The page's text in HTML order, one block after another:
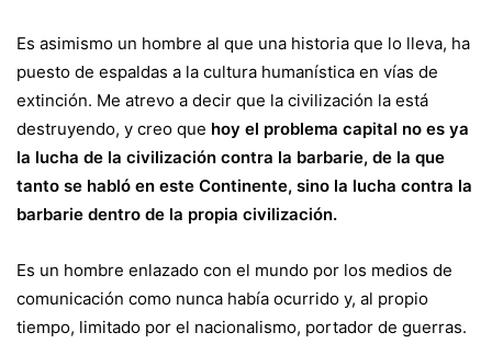
Es asimismo un hombre al que una historia que lo lleva, ha
puesto de espaldas a la cultura humanística en vías de
extinción. Me atrevo a decir que la civilización la está
destruyendo, y creo que hoy el problema capital no es ya
la lucha de la civilización contra la barbarie, de la que
tanto se habló en este Continente, sino la lucha contra la
barbarie dentro de la propia civilización.
Es un hombre enlazado con el mundo por los medios de
comunicación como nunca había ocurrido y, al propio
tiempo, limitado por el nacionalismo, portador de guerras.